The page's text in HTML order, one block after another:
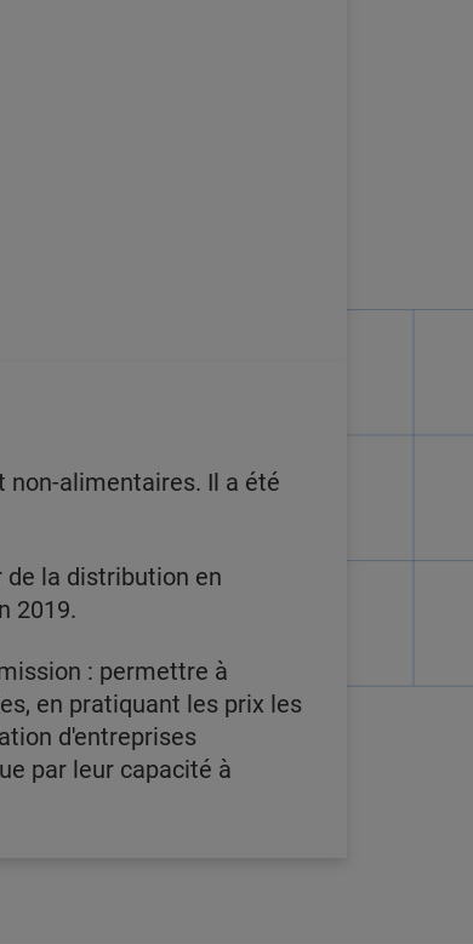
non-alimentaires. Il a été
de la distribution en
2019.
: permettre à
en pratiquant les prix les
d'entreprises
par leur capacité à